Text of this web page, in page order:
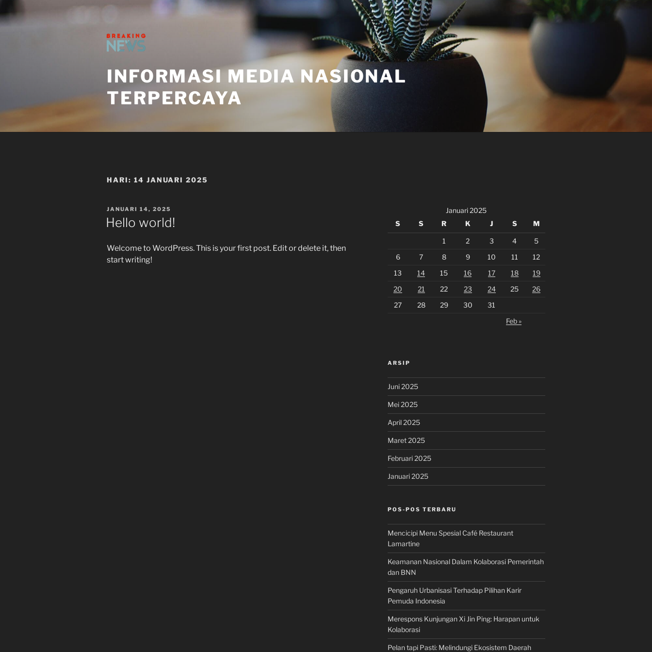
to
INFORMASI MEDIA NASIONAL
TERPERCAYA
HARI: 14 JANUARI 2025
POSTED
ON
JANUARI 14, 2025
Hello world!
Welcome to WordPress. This is your first post. Edit or delete it, then
start writing!
Januari 2025
S
S R K J S M
1 2 3 4
5
6
7 8 9 10 11
12
13
14 15 16 17 18
19
20
21 22 23 24 25
26
27
28 29 30
31
Feb »
ARSIP
Juni 2025
Mei 2025
April 2025
Maret 2025
Februari 2025
Januari 2025
POS-POS TERBARU
Mencicipi Menu Spesial Café Restaurant
Lamartine
Keamanan Nasional Dalam Kolaborasi Pemerintah
dan BNN
Pengaruh Urbanisasi Terhadap Pilihan Karir
Pemuda Indonesia
Merespons Kunjungan Xi Jin Ping: Harapan untuk
Kolaborasi
Pelan tapi Pasti: Melindungi Ekosistem Daerah